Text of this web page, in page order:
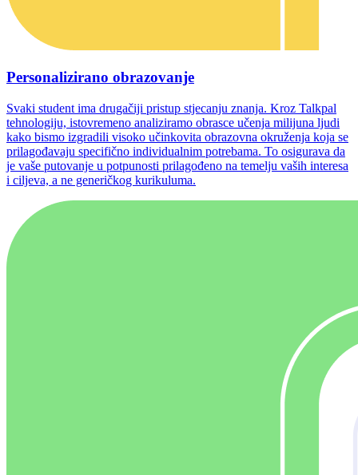
Personalizirano obrazovanje
Svaki student ima drugačiji pristup stjecanju znanja. Kroz Talkpal
tehnologiju, istovremeno analiziramo obrasce učenja milijuna ljudi
kako bismo izgradili visoko učinkovita obrazovna okruženja koja se
prilagođavaju specifično individualnim potrebama. To osigurava da
je vaše putovanje u potpunosti prilagođeno na temelju vaših interesa
i ciljeva, a ne generičkog kurikuluma.